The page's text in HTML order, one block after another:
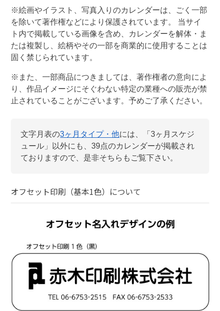
※絵画やイラスト、写真入りのカレンダーは、ごく一部
を除いて著作権などにより保護されています。 当サイ
ト内で掲載している画像を含め、カレンダーを解体・ま
たは複製し、絵柄やその一部を商業的に使用することは
固く禁じられています。
※また、一部商品につきましては、著作権者の意向によ
り、作品イメージにそぐわない特定の業種への販売が禁
止されていることがございます。予めご了承ください。
文字月表の3ヶ月タイプ・他には、「3ヶ月スケジ
ュール 」以外にも、39点のカレンダーが掲載され
ておりますので、是非そちらもご覧下さい。
オフセット印刷（基本1色） について